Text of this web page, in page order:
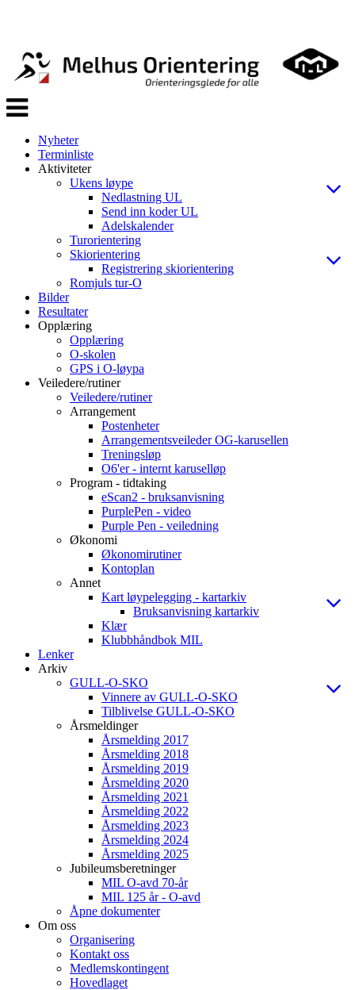
Veksle
navigasjon
Nyheter
Terminliste
Aktiviteter
Ukens løype
Nedlastning UL
Send inn koder UL
Adelskalender
Turorientering
Skiorientering
Registrering skiorientering
Romjuls tur-O
Bilder
Resultater
Opplæring
Opplæring
O-skolen
GPS i O-løypa
Veiledere/rutiner
Veiledere/rutiner
Arrangement
Postenheter
Arrangementsveileder OG-karusellen
Treningsløp
O6'er - internt karuselløp
Program - tidtaking
eScan2 - bruksanvisning
PurplePen - video
Purple Pen - veiledning
Økonomi
Økonomirutiner
Kontoplan
Annet
Kart løypelegging - kartarkiv
Bruksanvisning kartarkiv
Klær
Klubbhåndbok MIL
Lenker
Arkiv
GULL-O-SKO
Vinnere av GULL-O-SKO
Tilblivelse GULL-O-SKO
Årsmeldinger
Årsmelding 2017
Årsmelding 2018
Årsmelding 2019
Årsmelding 2020
Årsmelding 2021
Årsmelding 2022
Årsmelding 2023
Årsmelding 2024
Årsmelding 2025
Jubileumsberetninger
MIL O-avd 70-år
MIL 125 år - O-avd
Åpne dokumenter
Om oss
Organisering
Kontakt oss
Medlemskontingent
Hovedlaget